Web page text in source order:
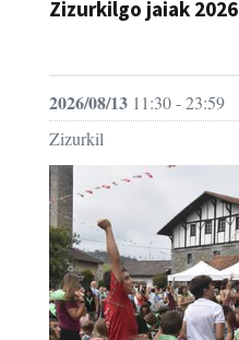
Zizurkilgo jaiak 2026
2026/08/13 11:30 - 23:59
Zizurkil